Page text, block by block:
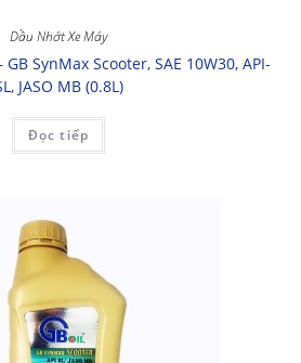
Dầu Nhớt Xe Máy
SynMax Scooter, SAE 10W30, API-
JASO MB (0.8L)
Đọc tiếp